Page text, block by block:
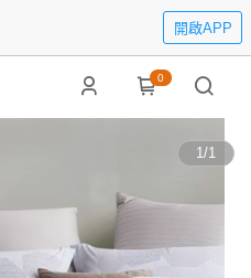
開啟APP
0
1/1